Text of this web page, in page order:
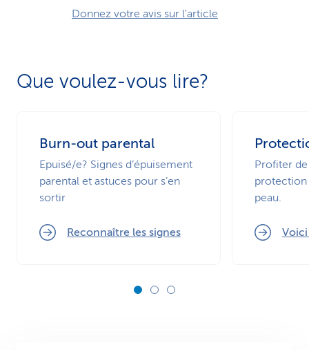
Donnez votre avis sur l'article
Que voulez-vous lire?
Burn-out parental
Epuisé/e? Signes d’épuisement
parental et astuces pour s’en
sortir
Reconnaître les signes
Profiter de
protection
peau.